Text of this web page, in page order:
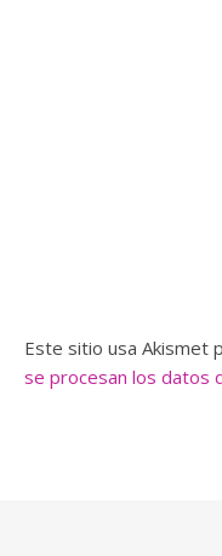
Este sitio usa Akismet
se procesan los datos